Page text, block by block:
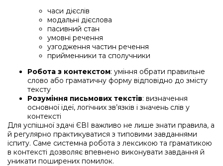
часи дієслів
модальні дієслова
пасивний стан
умовні речення
узгодження частин речення
прийменники та сполучники
Робота з контекстом: уміння обрати правильне
слово або граматичну форму відповідно до змісту
тексту
Розуміння письмових текстів: визначення
основної ідеї, логічних зв’язків і значень слів у
контексті
Для успішної здачі ЄВІ важливо не лише знати правила, а
й регулярно практикуватися з типовими завданнями
іспиту. Саме системна робота з лексикою та граматикою
в контексті дозволяє впевнено виконувати завдання й
уникати поширених помилок.